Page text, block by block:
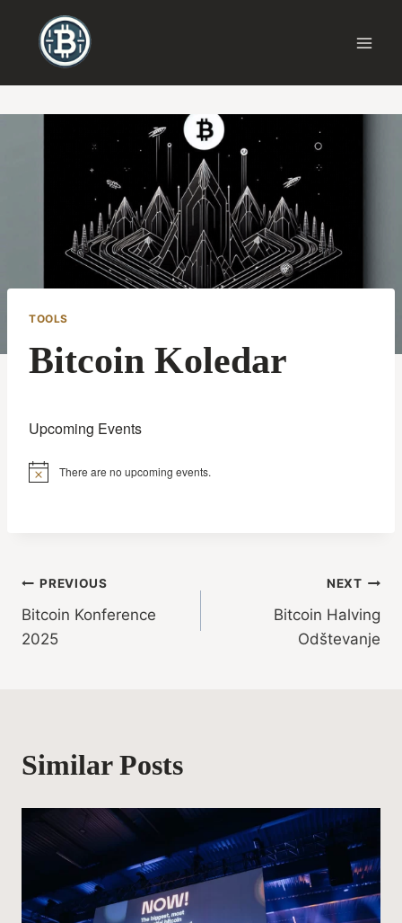
content
TOOLS
Bitcoin Koledar
Upcoming Events
Notice There are no upcoming events.
Post
navigation
PREVIOUS
Bitcoin Konference
2025
NEXT
Bitcoin Halving
Odštevanje
Similar Posts